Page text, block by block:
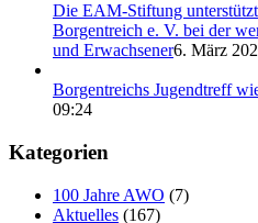
Die EAM-Stiftung
Borgentreich e. V. bei der
und Erwachsener6. März
Borgentreichs Jugendtreff
09:24
Kategorien
100 Jahre AWO (7)
Aktuelles (167)